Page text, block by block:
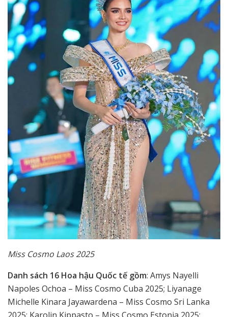
Miss Cosmo Laos 2025
Danh sách 16 Hoa hậu Quốc tế gồm: Amys Nayelli
Napoles Ochoa – Miss Cosmo Cuba 2025; Liyanage
Michelle Kinara Jayawardena – Miss Cosmo Sri Lanka